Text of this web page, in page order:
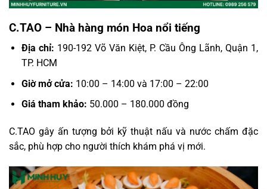
C.TAO – Nhà hàng món Hoa nổi tiếng
Địa chỉ: 190-192 Võ Văn Kiệt, P. Cầu Ông Lãnh, Quận 1,
TP. HCM
Giờ mở cửa: 10:00 – 14:00 và 17:00 – 22:00
Giá tham khảo: 50.000 – 180.000 đồng
C.TAO gây ấn tượng bởi kỹ thuật nấu và nước chấm đặc
sắc, phù hợp cho người thích khám phá vị mới.